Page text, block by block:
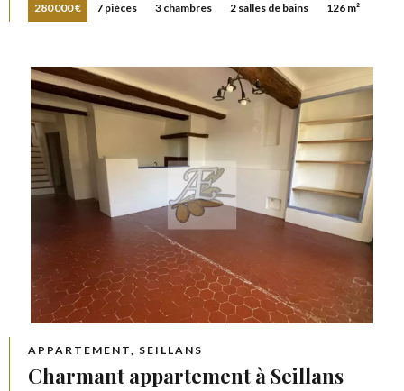
280 000 € 7 pièces 3 chambres 2 salles de bains 126 m²
APPARTEMENT, SEILLANS
Charmant appartement à Seillans